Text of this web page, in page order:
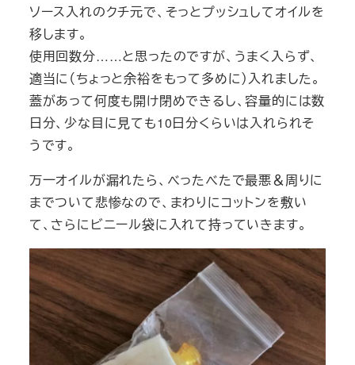
ソース入れのクチ元で、そっとプッシュしてオイルを
移します。
使用回数分……と思ったのですが、うまく入らず、
適当に（ちょっと余裕をもって多めに）入れました。
蓋があって何度も開け閉めできるし、容量的には数
日分、少な目に見ても10日分くらいは入れられそ
うです。
万一オイルが漏れたら、べったべたで最悪＆周りに
までついて悲惨なので、まわりにコットンを敷い
て、さらにビニール袋に入れて持っていきます。